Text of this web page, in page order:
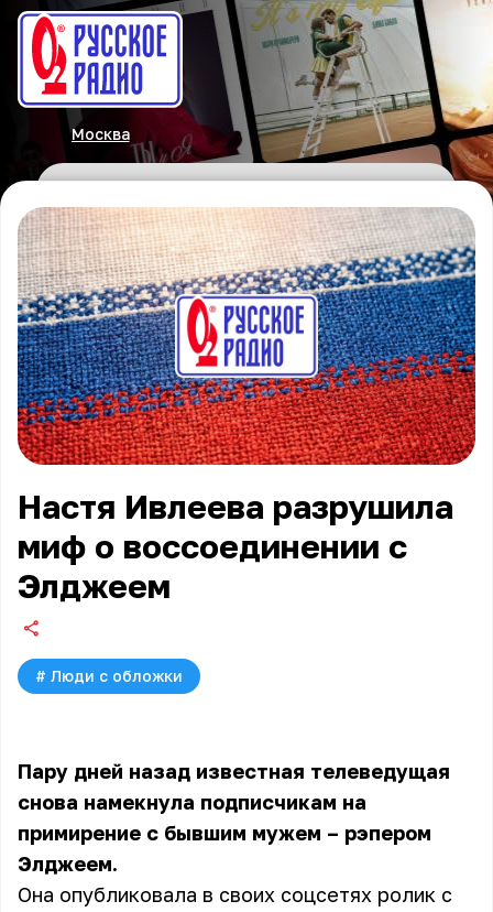
Москва
Настя Ивлеева разрушила
миф о воссоединении с
Элджеем
# Люди с обложки
Пару дней назад известная телеведущая
снова намекнула подписчикам на
примирение с бывшим мужем – рэпером
Элджеем.
Она опубликовала в своих соцсетях ролик с